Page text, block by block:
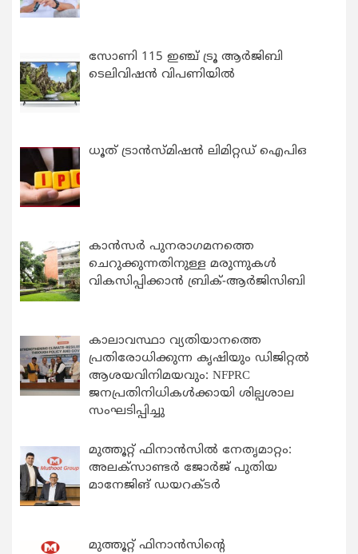
സോണി 115 ഇഞ്ച് ട്രൂ ആർജിബി
ടെലിവിഷൻ വിപണിയിൽ
ധൂത് ട്രാൻസ്മിഷൻ ലിമിറ്റഡ് ഐപിഒ
കാന്‍സര്‍ പുനരാഗമനത്തെ
ചെറുക്കുന്നതിനുള്ള മരുന്നുകള്‍
വികസിപ്പിക്കാന്‍ ബ്രിക്-ആര്‍ജിസിബി
കാലാവസ്ഥാ വ്യതിയാനത്തെ
പ്രതിരോധിക്കുന്ന കൃഷിയും ഡിജിറ്റൽ
ആശയവിനിമയവും: NFPRC
ജനപ്രതിനിധികൾക്കായി ശില്പശാല
സംഘടിപ്പിച്ചു
മുത്തൂറ്റ് ഫിനാൻസിൽ നേതൃമാറ്റം:
അലക്സാണ്ടർ ജോർജ് പുതിയ
മാനേജിങ് ഡയറക്ടർ
മുത്തൂറ്റ് ഫിനാൻസിന്റെ